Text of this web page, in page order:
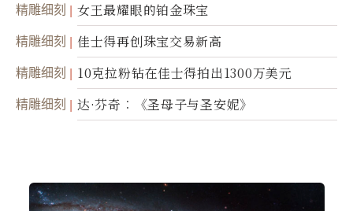
精雕细刻 女王最耀眼的铂金珠宝
精雕细刻 佳士得再创珠宝交易新高
精雕细刻 10克拉粉钻在佳士得拍出1300万美元
精雕细刻 达·芬奇︰《圣母子与圣安妮》